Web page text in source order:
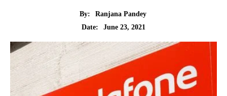
By:
Ranjana Pandey
Date:
June 23, 2021